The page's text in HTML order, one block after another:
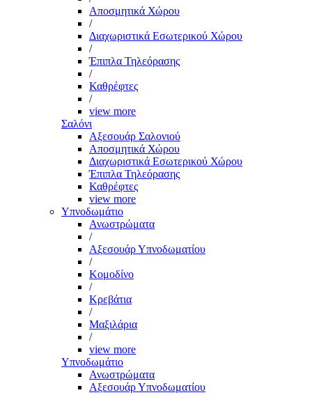
Αποσμητικά Χώρου
/
Διαχωριστικά Εσωτερικού Χώρου
/
Έπιπλα Τηλεόρασης
/
Καθρέφτες
/
view more
Σαλόνι
Αξεσουάρ Σαλονιού
Αποσμητικά Χώρου
Διαχωριστικά Εσωτερικού Χώρου
Έπιπλα Τηλεόρασης
Καθρέφτες
view more
Υπνοδωμάτιο
Ανωστρώματα
/
Αξεσουάρ Υπνοδωματίου
/
Κομοδίνο
/
Κρεβάτια
/
Μαξιλάρια
/
view more
Υπνοδωμάτιο
Ανωστρώματα
Αξεσουάρ Υπνοδωματίου